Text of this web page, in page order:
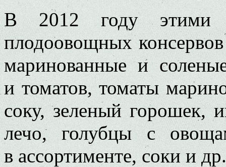
В 2012 году этими
плодоовощных
маринованные и
и томатов, томаты
соку, зеленый горошек,
лечо, голубцы с
в ассортименте, соки и др.